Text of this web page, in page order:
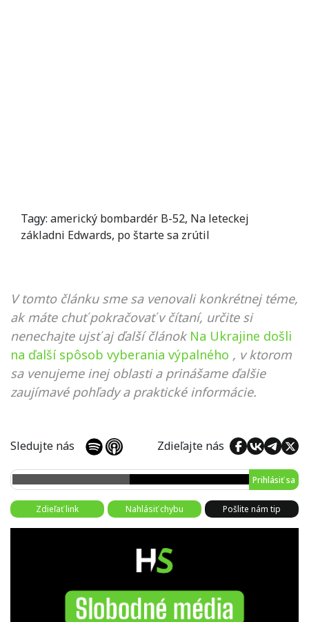
Tagy: americký bombardér B-52, Na leteckej
základni Edwards, po štarte sa zrútil
V tomto článku sme sa venovali konkrétnej téme,
ak máte chuť pokračovať v čítaní, určite si
nenechajte ujsť aj ďalší článok Na Ukrajine došli
na ďalší spôsob vyberania výpalného , v ktorom
sa venujeme inej oblasti a prinášame ďalšie
zaujímavé pohľady a praktické informácie.
Sledujte nás Zdieľajte nás
Prihlásiť sa
Zdieľať link Nahlásiť chybu Pošlite nám tip